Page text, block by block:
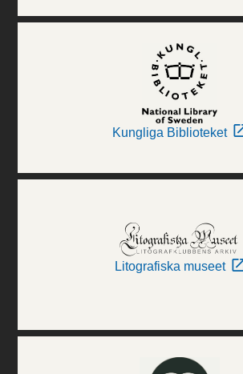
Kungliga Biblioteket
Litografiska museet